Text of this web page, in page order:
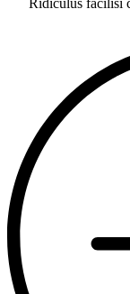
Ridiculus facilisi